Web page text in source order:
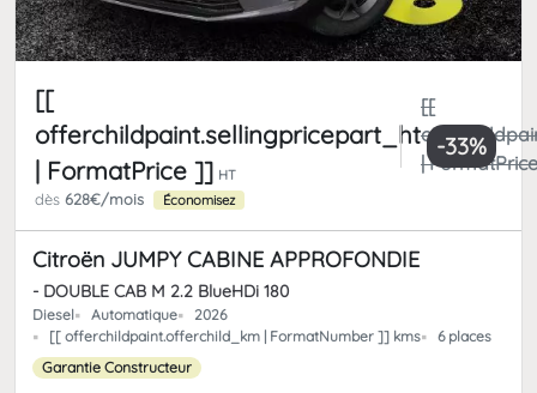
[[
offerchildpaint.sellingpricepart_ht
| FormatPrice ]] HT
[[
|
dès 628€/mois Économisez
-33%
Citroën JUMPY CABINE APPROFONDIE
- DOUBLE CAB M 2.2 BlueHDi 180
Diesel Automatique
2026
[[ offerchildpaint.offerchild_km | FormatNumber ]] kms
6 places
Garantie Constructeur